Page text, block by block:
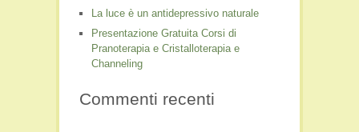
La luce è un antidepressivo naturale
Presentazione Gratuita Corsi di
Pranoterapia e Cristalloterapia e
Channeling
Commenti recenti